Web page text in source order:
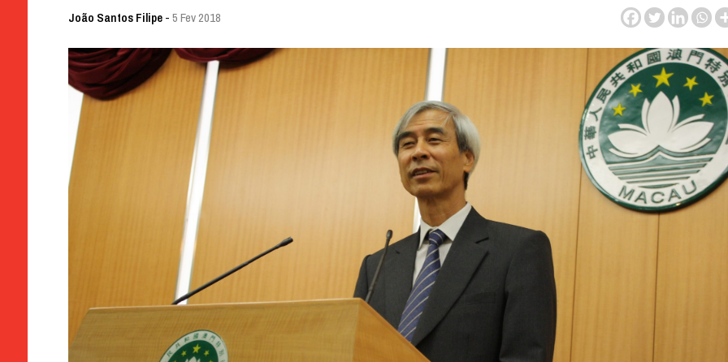
João Santos Filipe-5 Fev 2018